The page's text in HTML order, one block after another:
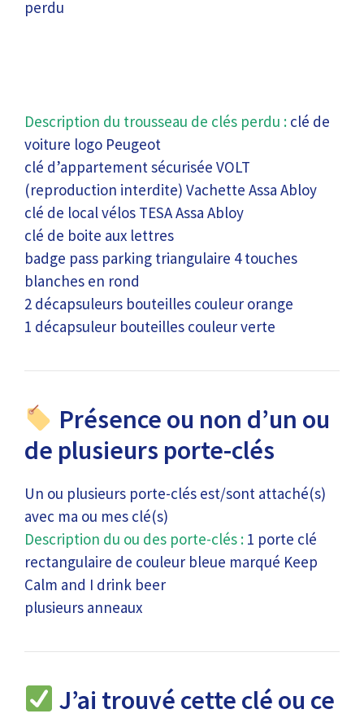
perdu
Description du trousseau de clés perdu : clé de
voiture logo Peugeot
clé d’appartement sécurisée VOLT
(reproduction interdite) Vachette Assa Abloy
clé de local vélos TESA Assa Abloy
clé de boite aux lettres
badge pass parking triangulaire 4 touches
blanches en rond
2 décapsuleurs bouteilles couleur orange
1 décapsuleur bouteilles couleur verte
Présence ou non d’un ou
de plusieurs porte-clés
Un ou plusieurs porte-clés est/sont attaché(s)
avec ma ou mes clé(s)
Description du ou des porte-clés : 1 porte clé
rectangulaire de couleur bleue marqué Keep
Calm and I drink beer
plusieurs anneaux
J’ai trouvé cette clé ou ce